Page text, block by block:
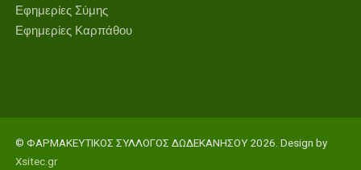
Εφημερίες Σύμης
Εφημερίες Καρπάθου
© ΦΑΡΜΑΚΕΥΤΙΚΟΣ ΣΥΛΛΟΓΟΣ ΔΩΔΕΚΑΝΗΣΟΥ 2026. Design by
Xsitec.gr